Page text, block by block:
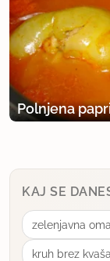
Polnjena
KAJ SE
zelenjavna
kruh brez kvaša